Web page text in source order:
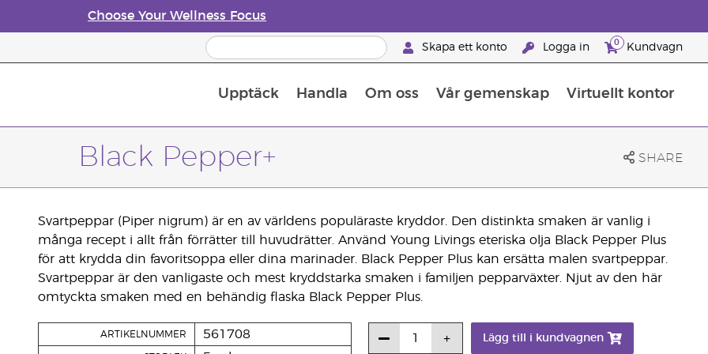
Choose Your Wellness Focus
Skapa ett konto Logga in 0 Kundvagn
Upptäck Handla Om oss Vår gemenskap Virtuellt kontor
Black Pepper+ SHARE
Svartpeppar (Piper nigrum) är en av världens populäraste kryddor. Den distinkta smaken är vanlig i
många recept i allt från förrätter till huvudrätter. Använd Young Livings eteriska olja Black Pepper Plus
för att krydda din favoritsoppa eller dina marinader. Black Pepper Plus kan ersätta malen svartpeppar.
Svartpeppar är den vanligaste och mest kryddstarka smaken i familjen pepparväxter. Njut av den här
omtyckta smaken med en behändig flaska Black Pepper Plus.
ARTIKELNUMMER 561708 Lägg till i kundvagnen